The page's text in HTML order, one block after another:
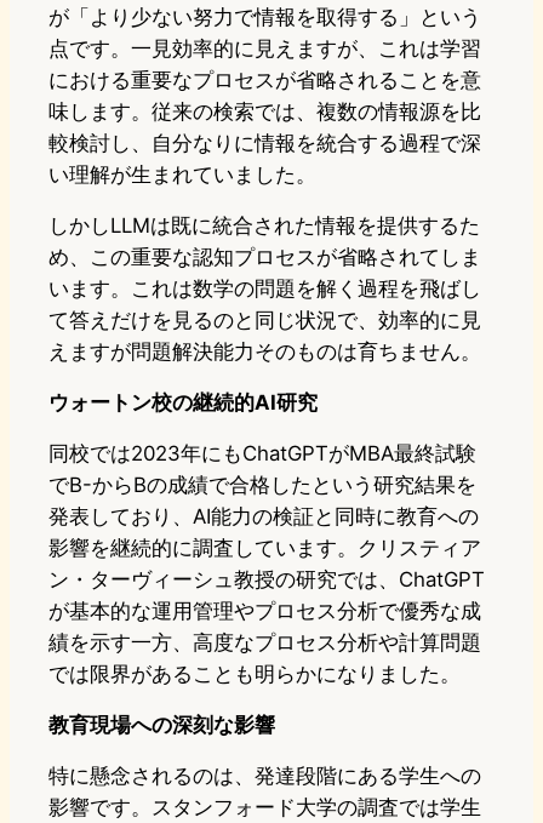
が「より少ない努力で情報を取得する」という
点です。一見効率的に見えますが、これは学習
における重要なプロセスが省略されることを意
味します。従来の検索では、複数の情報源を比
較検討し、自分なりに情報を統合する過程で深
い理解が生まれていました。
しかしLLMは既に統合された情報を提供するた
め、この重要な認知プロセスが省略されてしま
います。これは数学の問題を解く過程を飛ばし
て答えだけを見るのと同じ状況で、効率的に見
えますが問題解決能力そのものは育ちません。
ウォートン校の継続的AI研究
同校では2023年にもChatGPTがMBA最終試験
でB-からBの成績で合格したという研究結果を
発表しており、AI能力の検証と同時に教育への
影響を継続的に調査しています。クリスティア
ン・ターヴィーシュ教授の研究では、ChatGPT
が基本的な運用管理やプロセス分析で優秀な成
績を示す一方、高度なプロセス分析や計算問題
では限界があることも明らかになりました。
教育現場への深刻な影響
特に懸念されるのは、発達段階にある学生への
影響です。スタンフォード大学の調査では学生